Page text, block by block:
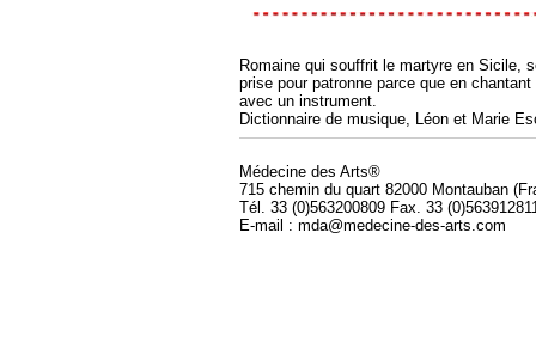
Romaine qui souffrit le martyre en Sicile,
prise pour patronne parce que en
avec un instrument.
Dictionnaire de musique, Léon et Marie
Médecine des Arts®
715 chemin du quart 82000 Montauban
Tél. 33 (0)563200809 Fax. 33
E-mail : mda@medecine-des-arts.com